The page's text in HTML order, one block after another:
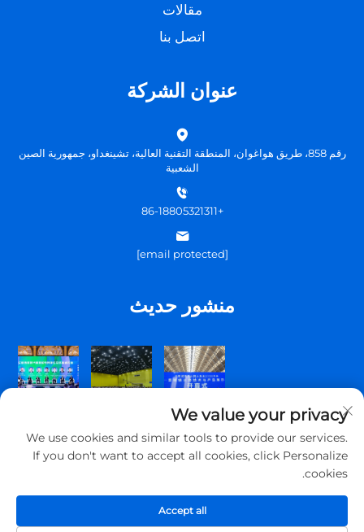
مقالات
اتصل بنا
عنوان الشركة
رقم 858، طريق هواغوان، المنطقة التقنية العالية، تشينغداو، جمهورية الصين
الشعبية
+86-18805321311
[email protected]
منشور حديث
We value your privacy
We use cookies and similar tools to provide our services.
If you don't want to accept all cookies, click Personalize
cookies.
Accept all